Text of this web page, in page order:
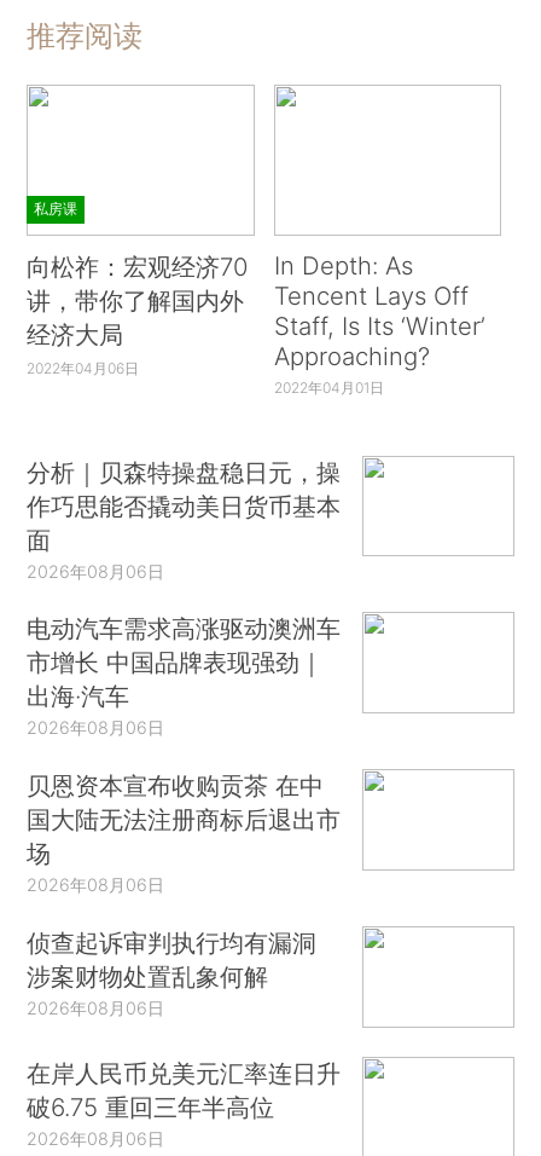
推荐阅读
私房课
向松祚：宏观经济70
讲，带你了解国内外
经济大局
2022年04月06日
In Depth: As
Tencent Lays Off
Staff, Is Its ‘Winter’
Approaching?
2022年04月01日
分析｜贝森特操盘稳日元，操
作巧思能否撬动美日货币基本
面
2026年08月06日
电动汽车需求高涨驱动澳洲车
市增长 中国品牌表现强劲｜
出海·汽车
2026年08月06日
贝恩资本宣布收购贡茶 在中
国大陆无法注册商标后退出市
场
2026年08月06日
侦查起诉审判执行均有漏洞
涉案财物处置乱象何解
2026年08月06日
在岸人民币兑美元汇率连日升
破6.75 重回三年半高位
2026年08月06日